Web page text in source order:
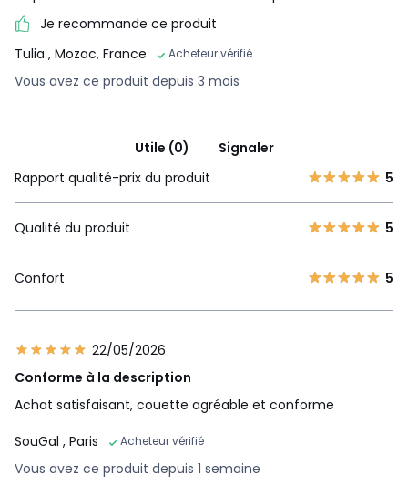
Je recommande ce produit
Tulia , Mozac, France Acheteur vérifié
Vous avez ce produit depuis 3 mois
Utile (0)
Signaler
Rapport qualité-prix du produit
5
Qualité du produit 5
Confort 5
22/05/2026
Conforme à la description
Achat satisfaisant, couette agréable et conforme
SouGal , Paris Acheteur vérifié
Vous avez ce produit depuis 1 semaine